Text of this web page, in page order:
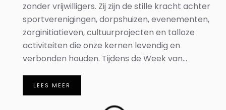
zonder vrijwilligers. Zij zijn de stille kracht achter
sportverenigingen, dorpshuizen, evenementen,
zorginitiatieven, cultuurprojecten en talloze
activiteiten die onze kernen levendig en
verbonden houden. Tijdens de Week van...
LEES MEER